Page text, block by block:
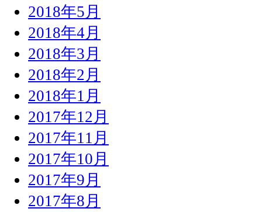
2018年5月
2018年4月
2018年3月
2018年2月
2018年1月
2017年12月
2017年11月
2017年10月
2017年9月
2017年8月